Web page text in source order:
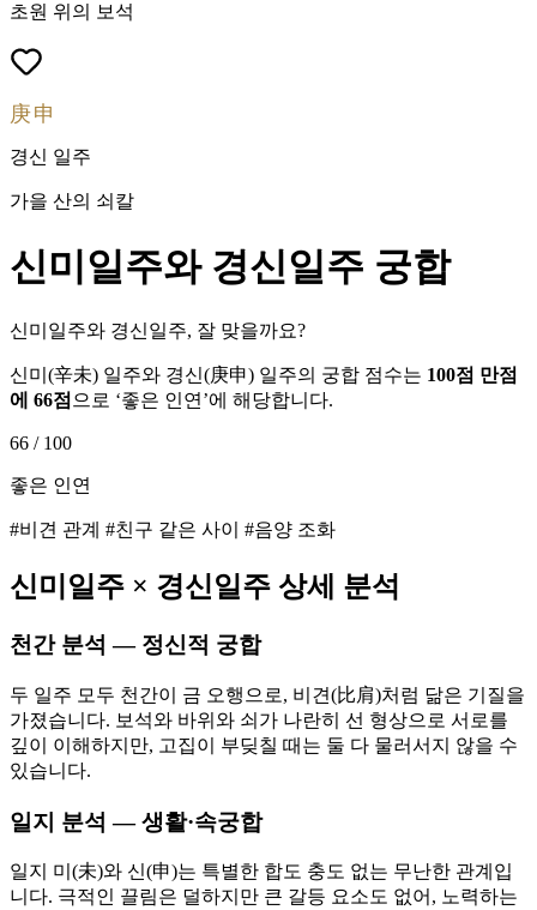
초원 위의 보석
庚申
경신 일주
가을 산의 쇠칼
신미일주와 경신일주 궁합
신미일주와 경신일주, 잘 맞을까요?
신미 (辛未) 일주와 경신(庚申) 일주의 궁합 점수는 100점 만점
에 66점 으로 ‘좋은 인연 ’에 해당합니다.
66 / 100
좋은 인연
#비견 관계 #친구 같은 사이 #음양 조화
신미 일주 × 경신일주 상세 분석
천간 분석 — 정신적 궁합
두 일주 모두 천간이 금 오행으로, 비견(比肩)처럼 닮은 기질을
가졌습니다. 보석와 바위와 쇠가 나란히 선 형상으로 서로를
깊이 이해하지만, 고집이 부딪칠 때는 둘 다 물러서지 않을 수
있습니다.
일지 분석 — 생활·속궁합
일지 미(未)와 신(申)는 특별한 합도 충도 없는 무난한 관계입
니다. 극적인 끌림은 덜하지만 큰 갈등 요소도 없어, 노력하는